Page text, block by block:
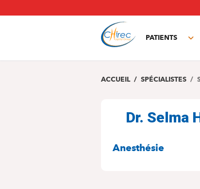
au
PATIENTS
ACCUEIL SPÉCIALISTES
Dr. Selma
SPÉCIALITÉS
Anesthésie